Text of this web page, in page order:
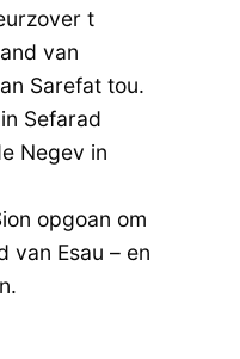
t
van
Sarefat tou.
Sefarad
Negev in
opgoan om
van Esau – en